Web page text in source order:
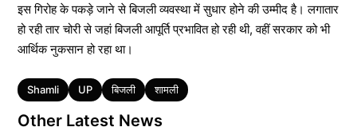
इस गिरोह के पकड़े जाने से बिजली व्यवस्था में सुधार होने की उम्मीद है। लगातार
हो रही तार चोरी से जहां बिजली आपूर्ति प्रभावित हो रही थी, वहीं सरकार को भी
आर्थिक नुकसान हो रहा था।
Tags
Shamli UP बिजली शामली
Other Latest News